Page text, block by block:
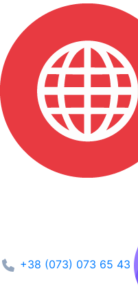
+38 (073) 073 65 43